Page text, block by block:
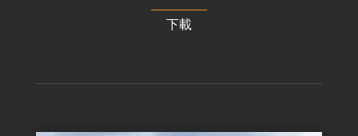
下載